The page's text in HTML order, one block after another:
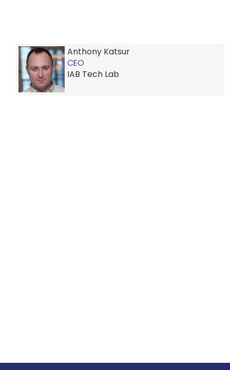
Anthony Katsur
CEO
IAB Tech Lab